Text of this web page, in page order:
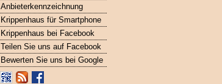
Anbieterkennzeichnung
Krippenhaus für Smartphone
Krippenhaus bei Facebook
Teilen Sie uns auf Facebook
Bewerten Sie uns bei Google